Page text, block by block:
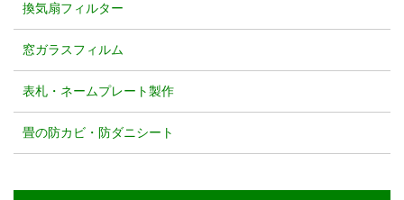
換気扇フィルター
窓ガラスフィルム
表札・ネームプレート製作
畳の防カビ・防ダニシート